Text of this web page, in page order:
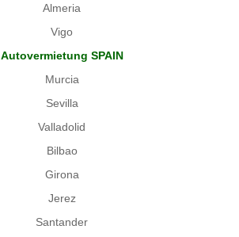
Almeria
Vigo
Autovermietung SPAIN
Murcia
Sevilla
Valladolid
Bilbao
Girona
Jerez
Santander